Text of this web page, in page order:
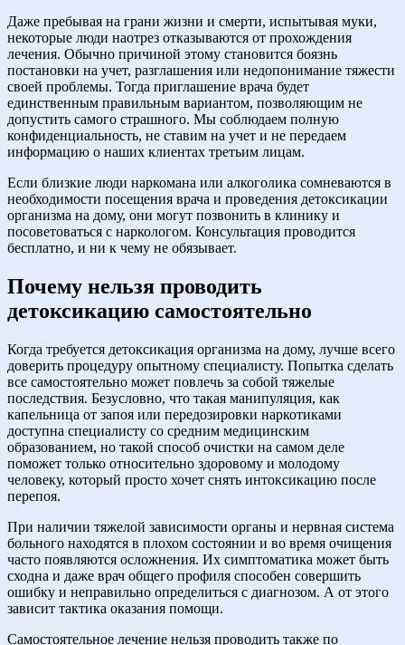
Даже пребывая на грани жизни и смерти, испытывая муки,
некоторые люди наотрез отказываются от прохождения
лечения. Обычно причиной этому становится боязнь
постановки на учет, разглашения или недопонимание тяжести
своей проблемы. Тогда приглашение врача будет
единственным правильным вариантом, позволяющим не
допустить самого страшного. Мы соблюдаем полную
конфиденциальность, не ставим на учет и не передаем
информацию о наших клиентах третьим лицам.
Если близкие люди наркомана или алкоголика сомневаются в
необходимости посещения врача и проведения детоксикации
организма на дому, они могут позвонить в клинику и
посоветоваться с наркологом. Консультация проводится
бесплатно, и ни к чему не обязывает.
Почему нельзя проводить
детоксикацию самостоятельно
Когда требуется детоксикация организма на дому, лучше всего
доверить процедуру опытному специалисту. Попытка сделать
все самостоятельно может повлечь за собой тяжелые
последствия. Безусловно, что такая манипуляция, как
капельница от запоя или передозировки наркотиками
доступна специалисту со средним медицинским
образованием, но такой способ очистки на самом деле
поможет только относительно здоровому и молодому
человеку, который просто хочет снять интоксикацию после
перепоя.
При наличии тяжелой зависимости органы и нервная система
больного находятся в плохом состоянии и во время очищения
часто появляются осложнения. Их симптоматика может быть
сходна и даже врач общего профиля способен совершить
ошибку и неправильно определиться с диагнозом. А от этого
зависит тактика оказания помощи.
Самостоятельное лечение нельзя проводить также по